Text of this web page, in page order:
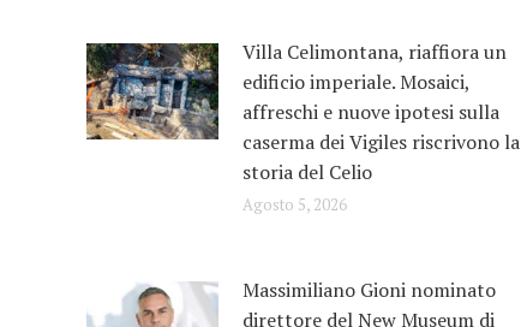
Villa Celimontana, riaffiora un
edificio imperiale. Mosaici,
affreschi e nuove ipotesi sulla
caserma dei Vigiles riscrivono la
storia del Celio
Agosto 5, 2026
Massimiliano Gioni nominato
direttore del New Museum di